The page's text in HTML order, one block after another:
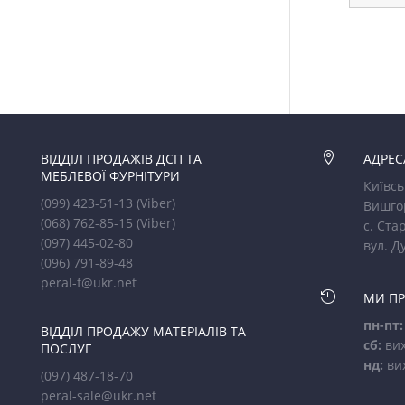
ВІДДІЛ ПРОДАЖІВ ДСП ТА
МЕБЛЕВОЇ ФУРНІТУРИ
(099) 423-51-13(Viber)
(068) 762-85-15(Viber)
(097) 445-02-80
(096) 791-89-48
peral-f@ukr.net
ВІДДІЛ ПРОДАЖУ МАТЕРІАЛІВ ТА
ПОСЛУГ
(097) 487-18-70
peral-sale@ukr.net

с.
вул.

МИ
пн-пт:
сб:
нд: